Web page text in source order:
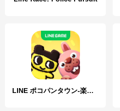
LINE ポコパンタウン-楽しめるステージ満載パズルゲーム